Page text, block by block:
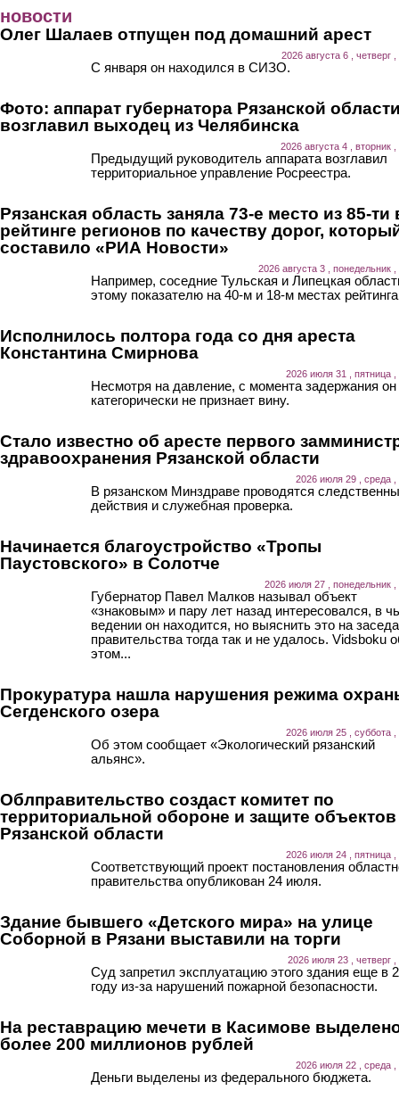
новости
Олег Шалаев отпущен под домашний арест
2026 августа 6 , четверг
С января он находился в СИЗО.
Фото: аппарат губернатора Рязанской
возглавил выходец из Челябинска
2026 августа 4 , вторник
Предыдущий руководитель аппарата возглавил
территориальное управление Росреестра.
Рязанская область заняла 73-е место из 85-ти
рейтинге регионов по качеству дорог,
составило «РИА Новости»
2026 августа 3 , понедельник ,
Например, соседние Тульская и Липецкая
этому показателю на 40-м и 18-м местах
Исполнилось полтора года со дня ареста
Константина Смирнова
2026 июля 31 , пятница ,
Несмотря на давление, с момента задержания он
категорически не признает вину.
Стало известно об аресте первого
здравоохранения Рязанской области
2026 июля 29 , среда ,
В рязанском Минздраве проводятся
действия и служебная проверка.
Начинается благоустройство «Тропы
Паустовского» в Солотче
2026 июля 27 , понедельник ,
Губернатор Павел Малков называл объект
«знаковым» и пару лет назад интересовался, в
ведении он находится, но выяснить это на
правительства тогда так и не удалось. Vidsboku
этом...
Прокуратура нашла нарушения режима
Сегденского озера
2026 июля 25 , суббота ,
Об этом сообщает «Экологический рязанский
альянс».
Облправительство создаст комитет по
территориальной обороне и защите объектов
Рязанской области
2026 июля 24 , пятница ,
Соответствующий проект постановления
правительства опубликован 24 июля.
Здание бывшего «Детского мира» на улице
Соборной в Рязани выставили на торги
2026 июля 23 , четверг ,
Суд запретил эксплуатацию этого здания еще в
году из-за нарушений пожарной безопасности.
На реставрацию мечети в Касимове
более 200 миллионов рублей
2026 июля 22 , среда ,
Деньги выделены из федерального бюджета.